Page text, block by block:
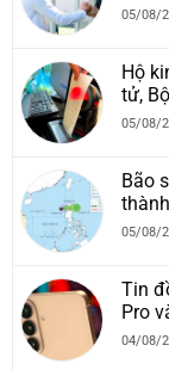
05/08/
Hộ
tử,
05/08/
Bão
05/08/
Tin
Pro
04/08/